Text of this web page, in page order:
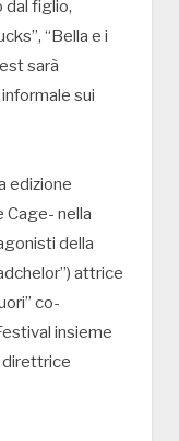
dal figlio,
“Bella e i
sarà
sui
edizione
Cage- nella
della
attrice
co-
insieme
direttrice